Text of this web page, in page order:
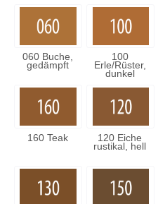
060 Buche,
gedämpft
100
Erle/Rüster,
dunkel
160 Teak 120 Eiche
rustikal, hell